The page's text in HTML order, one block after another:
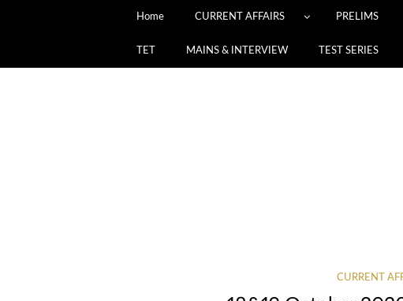
Home CURRENT AFFAIRS PRELIMS
TET MAINS & INTERVIEW TEST SERIES
CURRENT